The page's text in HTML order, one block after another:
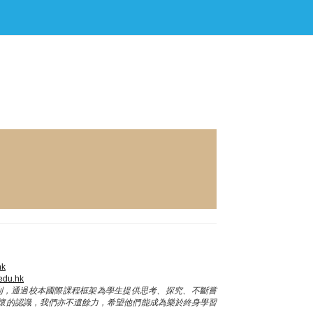
通過校本國際課程框架為學生提供思考、探究、不斷嘗
認識，我們亦不遺餘力，希望他們能成為樂於終身學習